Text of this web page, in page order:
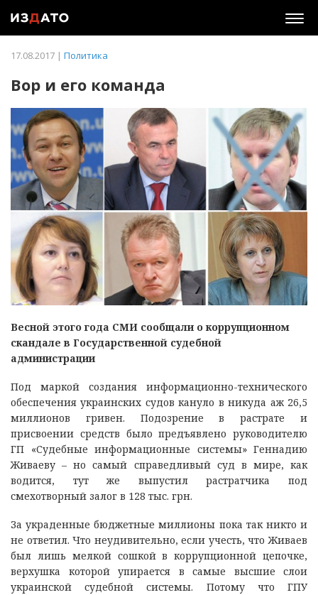
17.08.2017 | Политика
Вор и его команда
Весной этого года СМИ сообщали о коррупционном
скандале в Государственной судебной
администрации
Под маркой создания информационно-технического
обеспечения украинских судов кануло в никуда аж 26,5
миллионов гривен. Подозрение в растрате и
присвоении средств было предъявлено руководителю
ГП «Судебные информационные системы» Геннадию
Живаеву – но самый справедливый суд в мире, как
водится, тут же выпустил растратчика под
смехотворный залог в 128 тыс. грн.
За украденные бюджетные миллионы пока так никто и
не ответил. Что неудивительно, если учесть, что Живаев
был лишь мелкой сошкой в коррупционной цепочке,
верхушка которой упирается в самые высшие слои
украинской судебной системы. Потому что ГПУ